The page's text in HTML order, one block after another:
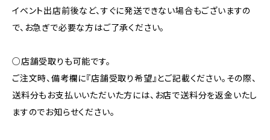
イベント出店前後など、すぐに発送できない場合もございますの
で、お急ぎで必要な方はご了承ください。
○店舗受取りも可能です。
ご注文時、備考欄に『店舗受取り希望』とご記載ください。その際、
送料分もお支払いいただいた方には、お店で送料分を返金いたし
ますのでお知らせください。